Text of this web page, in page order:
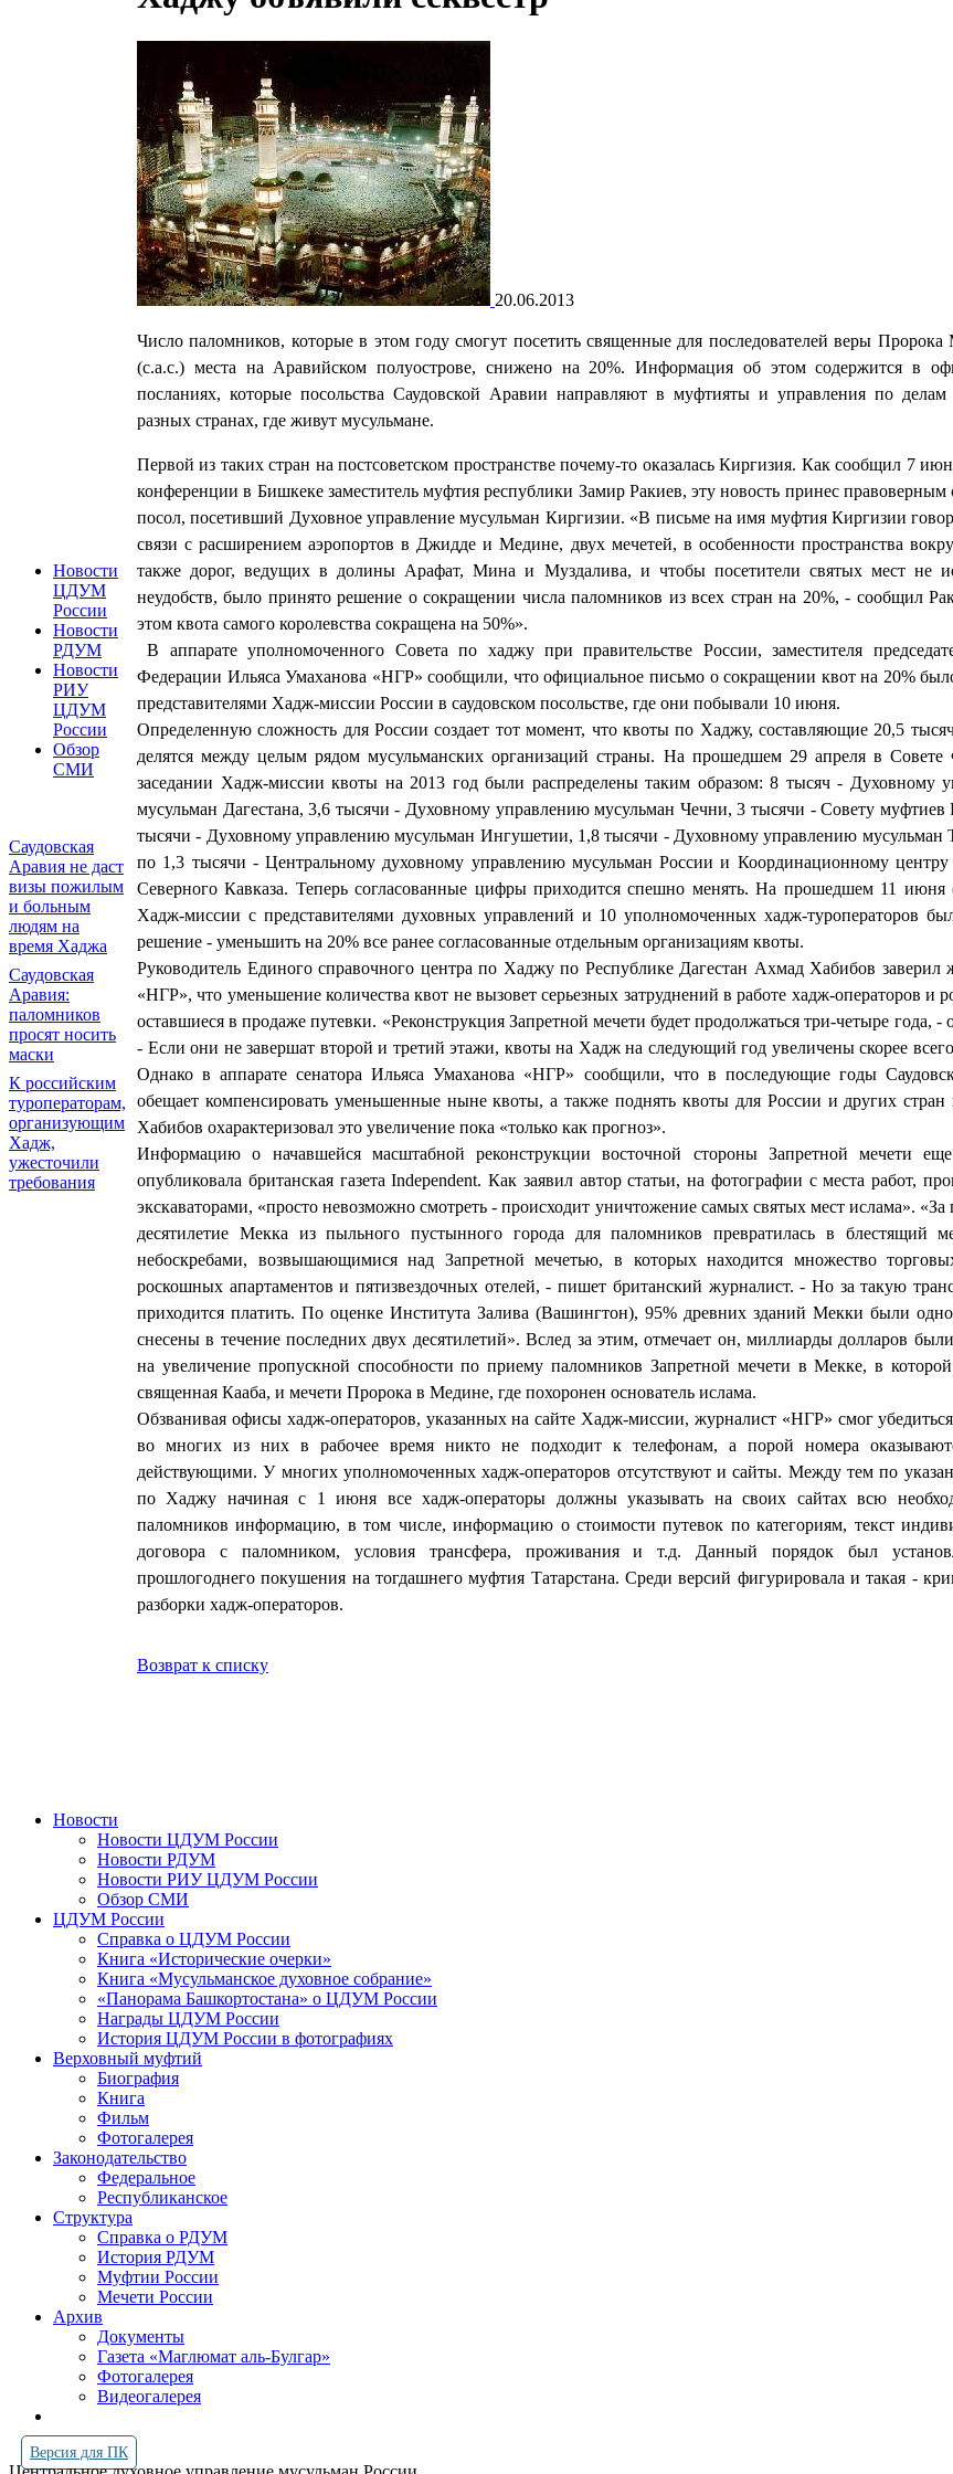
Новости
ЦДУМ
России
Новости
РДУМ
Новости
РИУ
ЦДУМ
России
Обзор
СМИ
Саудовская
Аравия не даст
визы пожилым
и больным
людям на
время Хаджа
Саудовская
Аравия:
паломников
просят носить
маски
К российским
туроператорам,
организующим
Хадж,
ужесточили
требования
20.06.2013
Число паломников, которые в этом году смогут посетить священные для последователей веры Пророка
(с.а.с.) места на Аравийском полуострове, снижено на 20%. Информация об этом содержится в
посланиях, которые посольства Саудовской Аравии направляют в муфтияты и управления по
разных странах, где живут мусульмане.
Первой из таких стран на постсоветском пространстве почему-то оказалась Киргизия. Как сообщил 7
конференции в Бишкеке заместитель муфтия республики Замир Ракиев, эту новость принес правоверным
посол, посетивший Духовное управление мусульман Киргизии. «В письме на имя муфтия Киргизии
связи с расширением аэропортов в Джидде и Медине, двух мечетей, в особенности пространства
также дорог, ведущих в долины Арафат, Мина и Муздалива, и чтобы посетители святых мест не
неудобств, было принято решение о сокращении числа паломников из всех стран на 20%, - сообщил
этом квота самого королевства сокращена на 50%».
В аппарате уполномоченного Совета по хаджу при правительстве России, заместителя
Федерации Ильяса Умаханова «НГР» сообщили, что официальное письмо о сокращении квот на 20%
представителями Хадж-миссии России в саудовском посольстве, где они побывали 10 июня.
Определенную сложность для России создает тот момент, что квоты по Хаджу, составляющие 20,5
делятся между целым рядом мусульманских организаций страны. На прошедшем 29 апреля в Совете
заседании Хадж-миссии квоты на 2013 год были распределены таким образом: 8 тысяч - Духовному
мусульман Дагестана, 3,6 тысячи - Духовному управлению мусульман Чечни, 3 тысячи - Совету муфтиев
тысячи - Духовному управлению мусульман Ингушетии, 1,8 тысячи - Духовному управлению мусульман
по 1,3 тысячи - Центральному духовному управлению мусульман России и Координационному центру
Северного Кавказа. Теперь согласованные цифры приходится спешно менять. На прошедшем 11 июня
Хадж-миссии с представителями духовных управлений и 10 уполномоченных хадж-туроператоров
решение - уменьшить на 20% все ранее согласованные отдельным организациям квоты.
Руководитель Единого справочного центра по Хаджу по Республике Дагестан Ахмад Хабибов заверил
«НГР», что уменьшение количества квот не вызовет серьезных затруднений в работе хадж-операторов и
оставшиеся в продаже путевки. «Реконструкция Запретной мечети будет продолжаться три-четыре года, -
- Если они не завершат второй и третий этажи, квоты на Хадж на следующий год увеличены скорее
Однако в аппарате сенатора Ильяса Умаханова «НГР» сообщили, что в последующие годы
обещает компенсировать уменьшенные ныне квоты, а также поднять квоты для России и других стран
Хабибов охарактеризовал это увеличение пока «только как прогноз».
Информацию о начавшейся масштабной реконструкции восточной стороны Запретной мечети
опубликовала британская газета Independent. Как заявил автор статьи, на фотографии с места работ,
экскаваторами, «просто невозможно смотреть - происходит уничтожение самых святых мест ислама».
десятилетие Мекка из пыльного пустынного города для паломников превратилась в блестящий
небоскребами, возвышающимися над Запретной мечетью, в которых находится множество
роскошных апартаментов и пятизвездочных отелей, - пишет британский журналист. - Но за такую
приходится платить. По оценке Института Залива (Вашингтон), 95% древних зданий Мекки были
снесены в течение последних двух десятилетий». Вслед за этим, отмечает он, миллиарды долларов
на увеличение пропускной способности по приему паломников Запретной мечети в Мекке, в которой
священная Кааба, и мечети Пророка в Медине, где похоронен основатель ислама.
Обзванивая офисы хадж-операторов, указанных на сайте Хадж-миссии, журналист «НГР» смог
во многих из них в рабочее время никто не подходит к телефонам, а порой номера
действующими. У многих уполномоченных хадж-операторов отсутствуют и сайты. Между тем по
по Хаджу начиная с 1 июня все хадж-операторы должны указывать на своих сайтах всю
паломников информацию, в том числе, информацию о стоимости путевок по категориям, текст
договора с паломником, условия трансфера, проживания и т.д. Данный порядок был
прошлогоднего покушения на тогдашнего муфтия Татарстана. Среди версий фигурировала и такая -
разборки хадж-операторов.
Возврат к списку
Новости
Новости ЦДУМ России
Новости РДУМ
Новости РИУ ЦДУМ России
Обзор СМИ
ЦДУМ России
Справка о ЦДУМ России
Книга «Исторические очерки»
Книга «Мусульманское духовное собрание»
«Панорама Башкортостана» о ЦДУМ России
Награды ЦДУМ России
История ЦДУМ России в фотографиях
Верховный муфтий
Биография
Книга
Фильм
Фотогалерея
Законодательство
Федеральное
Республиканское
Структура
Справка о РДУМ
История РДУМ
Муфтии России
Мечети России
Архив
Документы
Газета «Маглюмат аль-Булгар»
Фотогалерея
Видеогалерея
Версия для ПК